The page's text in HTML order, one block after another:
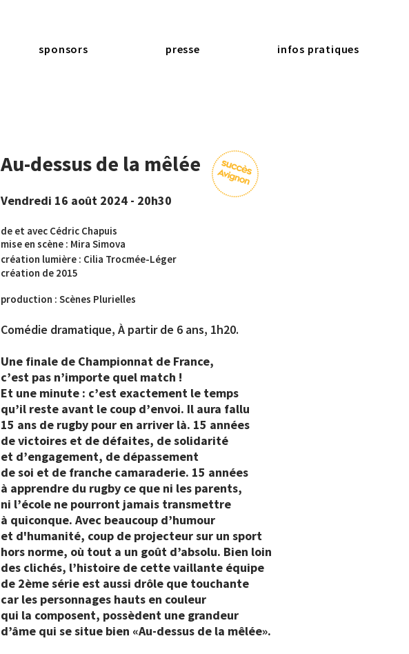
sponsors presse infos pratiques
Au-dessus de la mêlée
Vendredi 16 août 2024 - 20h30
de et avec Cédric Chapuis
mise en scène : Mira Simova
création lumière : Cilia Trocmée-Léger
création de 2015
production : Scènes Plurielles
Comédie dramatique, À partir de 6 ans, 1h20.
Une finale de Championnat de France,
c’est pas n’importe quel match !
Et une minute : c’est exactement le temps
qu’il reste avant le coup d’envoi. Il aura fallu
15 ans de rugby pour en arriver là. 15 années
de victoires et de défaites, de solidarité
et d’engagement, de dépassement
de soi et de franche camaraderie. 15 années
à apprendre du rugby ce que ni les parents,
ni l’école ne pourront jamais transmettre
à quiconque. Avec beaucoup d’humour
et d'humanité, coup de projecteur sur un sport
hors norme, où tout a un goût d’absolu. Bien loin
des clichés, l’histoire de cette vaillante équipe
de 2ème série est aussi drôle que touchante
car les personnages hauts en couleur
qui la composent, possèdent une grandeur
d’âme qui se situe bien «Au-dessus de la mêlée».